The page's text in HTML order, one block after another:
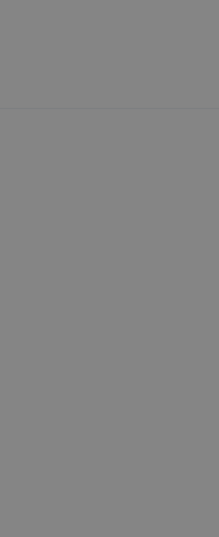
fiókjában az
Az adatkezelés
az adatkezelő vagy